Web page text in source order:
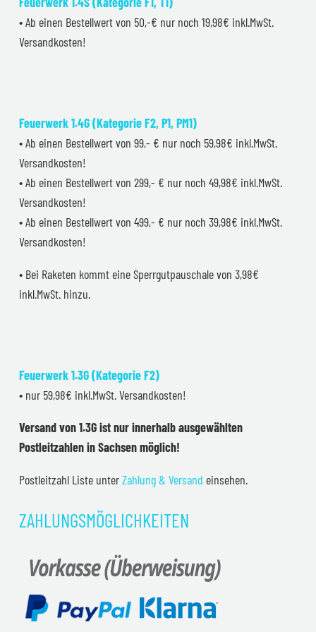
• Ab einen Bestellwert von 50,-€ nur noch 19,98€ inkl.MwSt.
Versandkosten!
Feuerwerk 1.4G (Kategorie F2, P1, PM1)
• Ab einen Bestellwert von 99,- € nur noch 59,98€ inkl.MwSt.
Versandkosten!
• Ab einen Bestellwert von 299,- € nur noch 49,98€ inkl.MwSt.
Versandkosten!
• Ab einen Bestellwert von 499,- € nur noch 39,98€ inkl.MwSt.
Versandkosten!
• Bei Raketen kommt eine Sperrgutpauschale von 3,98€
inkl.MwSt. hinzu.
Feuerwerk 1.3G (Kategorie F2)
• nur 59,98€ inkl.MwSt. Versandkosten!
Versand von 1.3G ist nur innerhalb ausgewählten
Postleitzahlen in Sachsen möglich!
Postleitzahl Liste unterZahlung & Versand einsehen.
ZAHLUNGSMÖGLICHKEITEN